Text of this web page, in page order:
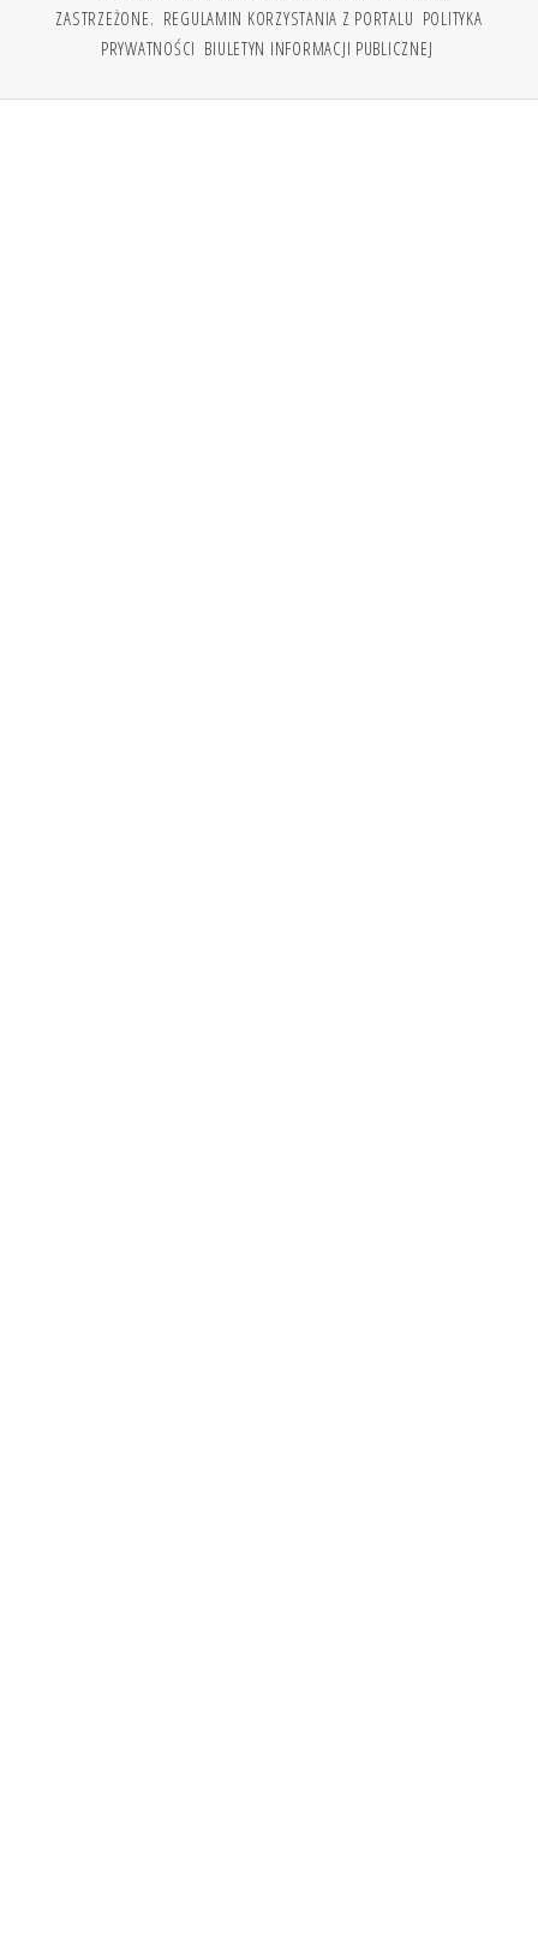
ZASTRZEŻONE. REGULAMIN KORZYSTANIA Z PORTALU POLITYKA
PRYWATNOŚCI BIULETYN INFORMACJI PUBLICZNEJ